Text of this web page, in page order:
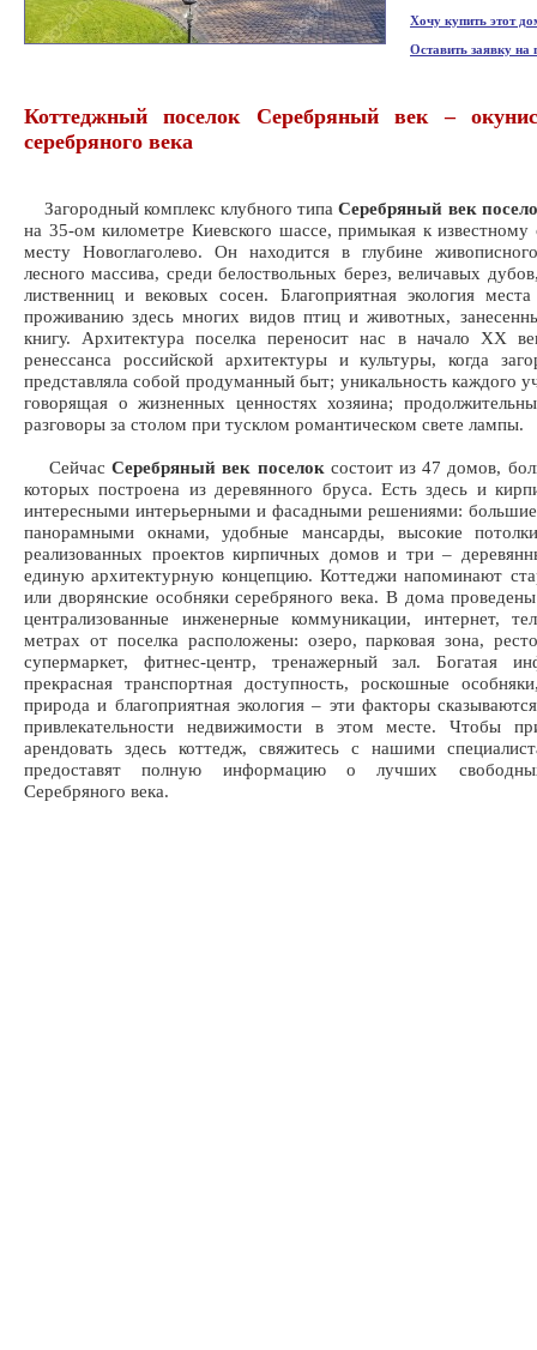
Хочу купить этот
Оставить заявку на
Коттеджный поселок Серебряный век –
серебряного века
Загородный комплекс клубного типаСеребряный век
на 35-ом километре Киевского шассе, примыкая к известному
месту Новоглаголево. Он находится в глубине
лесного массива, среди белоствольных берез, величавых
лиственниц и вековых сосен. Благоприятная экология места
проживанию здесь многих видов птиц и животных,
книгу. Архитектура поселка переносит нас в начало XX
ренессанса российской архитектуры и культуры, когда
представляла собой продуманный быт; уникальность каждого
говорящая о жизненных ценностях хозяина;
разговоры за столом при тусклом романтическом свете лампы.
СейчасСеребряный век поселок состоит из 47 домов,
которых построена из деревянного бруса. Есть здесь и
интересными интерьерными и фасадными решениями:
панорамными окнами, удобные мансарды, высокие
реализованных проектов кирпичных домов и три –
единую архитектурную концепцию. Коттеджи напоминают
или дворянские особняки серебряного века. В дома
централизованные инженерные коммуникации, интернет,
метрах от поселка расположены: озеро, парковая зона,
супермаркет, фитнес-центр, тренажерный зал. Богатая
прекрасная транспортная доступность, роскошные
природа и благоприятная экология – эти факторы
привлекательности недвижимости в этом месте. Чтобы
арендовать здесь коттедж, свяжитесь с нашими
предоставят полную информацию о лучших
Серебряного века.